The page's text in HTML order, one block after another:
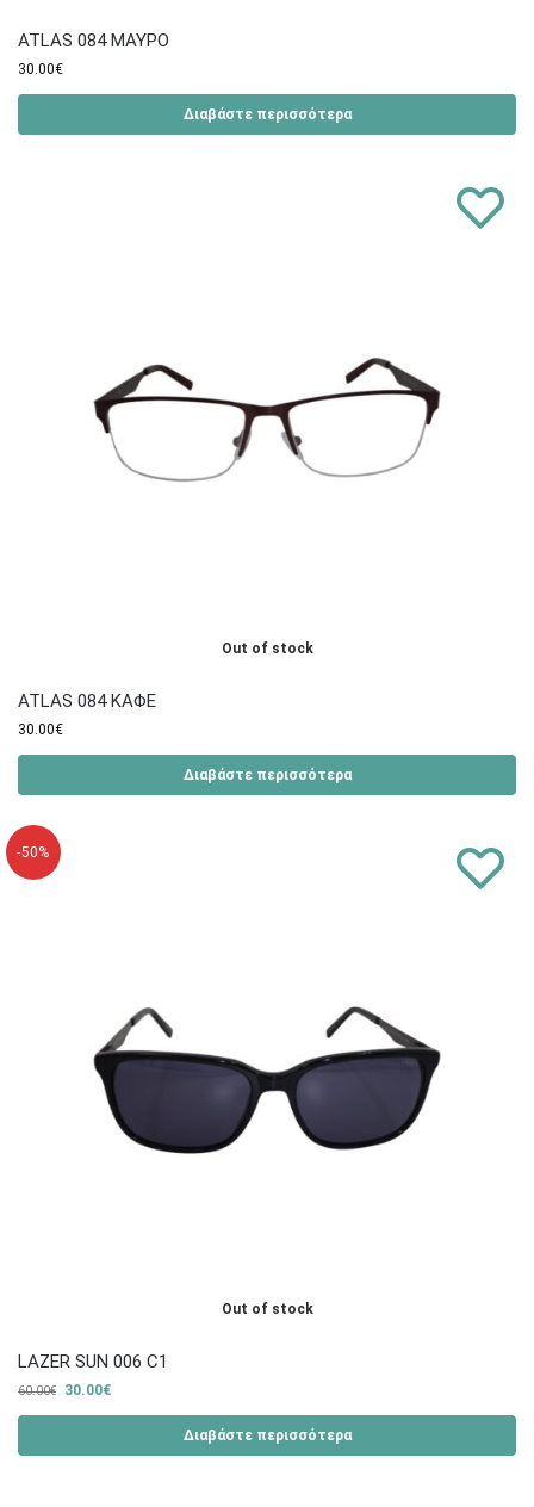
ATLAS 084 ΜΑΥΡΟ
30.00€
Διαβάστε περισσότερα
Out of stock
ATLAS 084 ΚΑΦΕ
30.00€
Διαβάστε περισσότερα
-50%
Out of stock
LAZER SUN 006 C1
60.00€ 30.00€
Διαβάστε περισσότερα